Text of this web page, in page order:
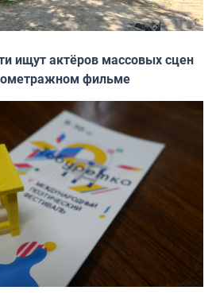
ищут актёров массовых сцен
фильме